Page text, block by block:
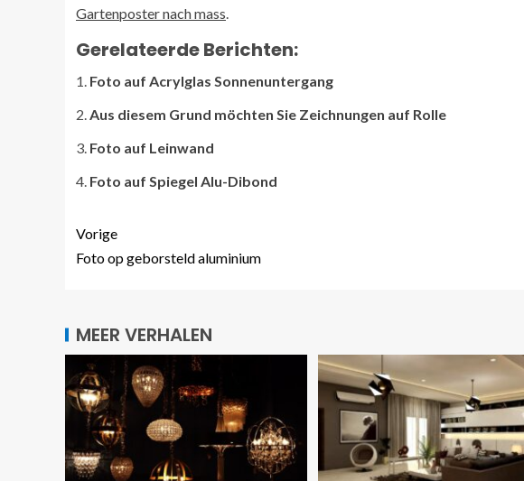
Gartenposter nach mass.
Gerelateerde Berichten:
Foto auf Acrylglas Sonnenuntergang
Aus diesem Grund möchten Sie Zeichnungen auf Rolle
Foto auf Leinwand
Foto auf Spiegel Alu-Dibond
Vorige
Foto op geborsteld aluminium
MEER VERHALEN